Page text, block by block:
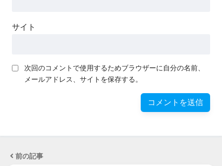
サイト
次回のコメントで使用するためブラウザーに自分の名前、
メールアドレス、サイトを保存する。
前の記事